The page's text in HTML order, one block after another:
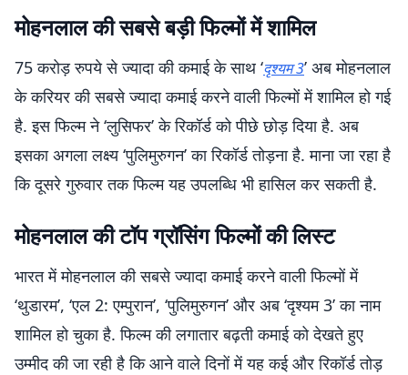
मोहनलाल की सबसे बड़ी फिल्मों में शामिल
75 करोड़ रुपये से ज्यादा की कमाई के साथ ‘दृश्यम 3’ अब मोहनलाल
के करियर की सबसे ज्यादा कमाई करने वाली फिल्मों में शामिल हो गई
है. इस फिल्म ने ‘लुसिफर’ के रिकॉर्ड को पीछे छोड़ दिया है. अब
इसका अगला लक्ष्य ‘पुलिमुरुगन’ का रिकॉर्ड तोड़ना है. माना जा रहा है
कि दूसरे गुरुवार तक फिल्म यह उपलब्धि भी हासिल कर सकती है.
मोहनलाल की टॉप ग्रॉसिंग फिल्मों की लिस्ट
भारत में मोहनलाल की सबसे ज्यादा कमाई करने वाली फिल्मों में
‘थुडारम’, ‘एल 2: एम्पुरान’, ‘पुलिमुरुगन’ और अब ‘दृश्यम 3’ का नाम
शामिल हो चुका है. फिल्म की लगातार बढ़ती कमाई को देखते हुए
उम्मीद की जा रही है कि आने वाले दिनों में यह कई और रिकॉर्ड तोड़